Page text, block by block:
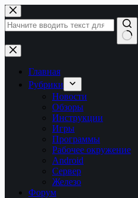
Перейти
к
сути
Ничего
не
найденоГлавная
Рубрики
Новости
Обзоры
Инструкции
Игры
Программы
Рабочее окружение
Android
Сервер
Железо
Форум